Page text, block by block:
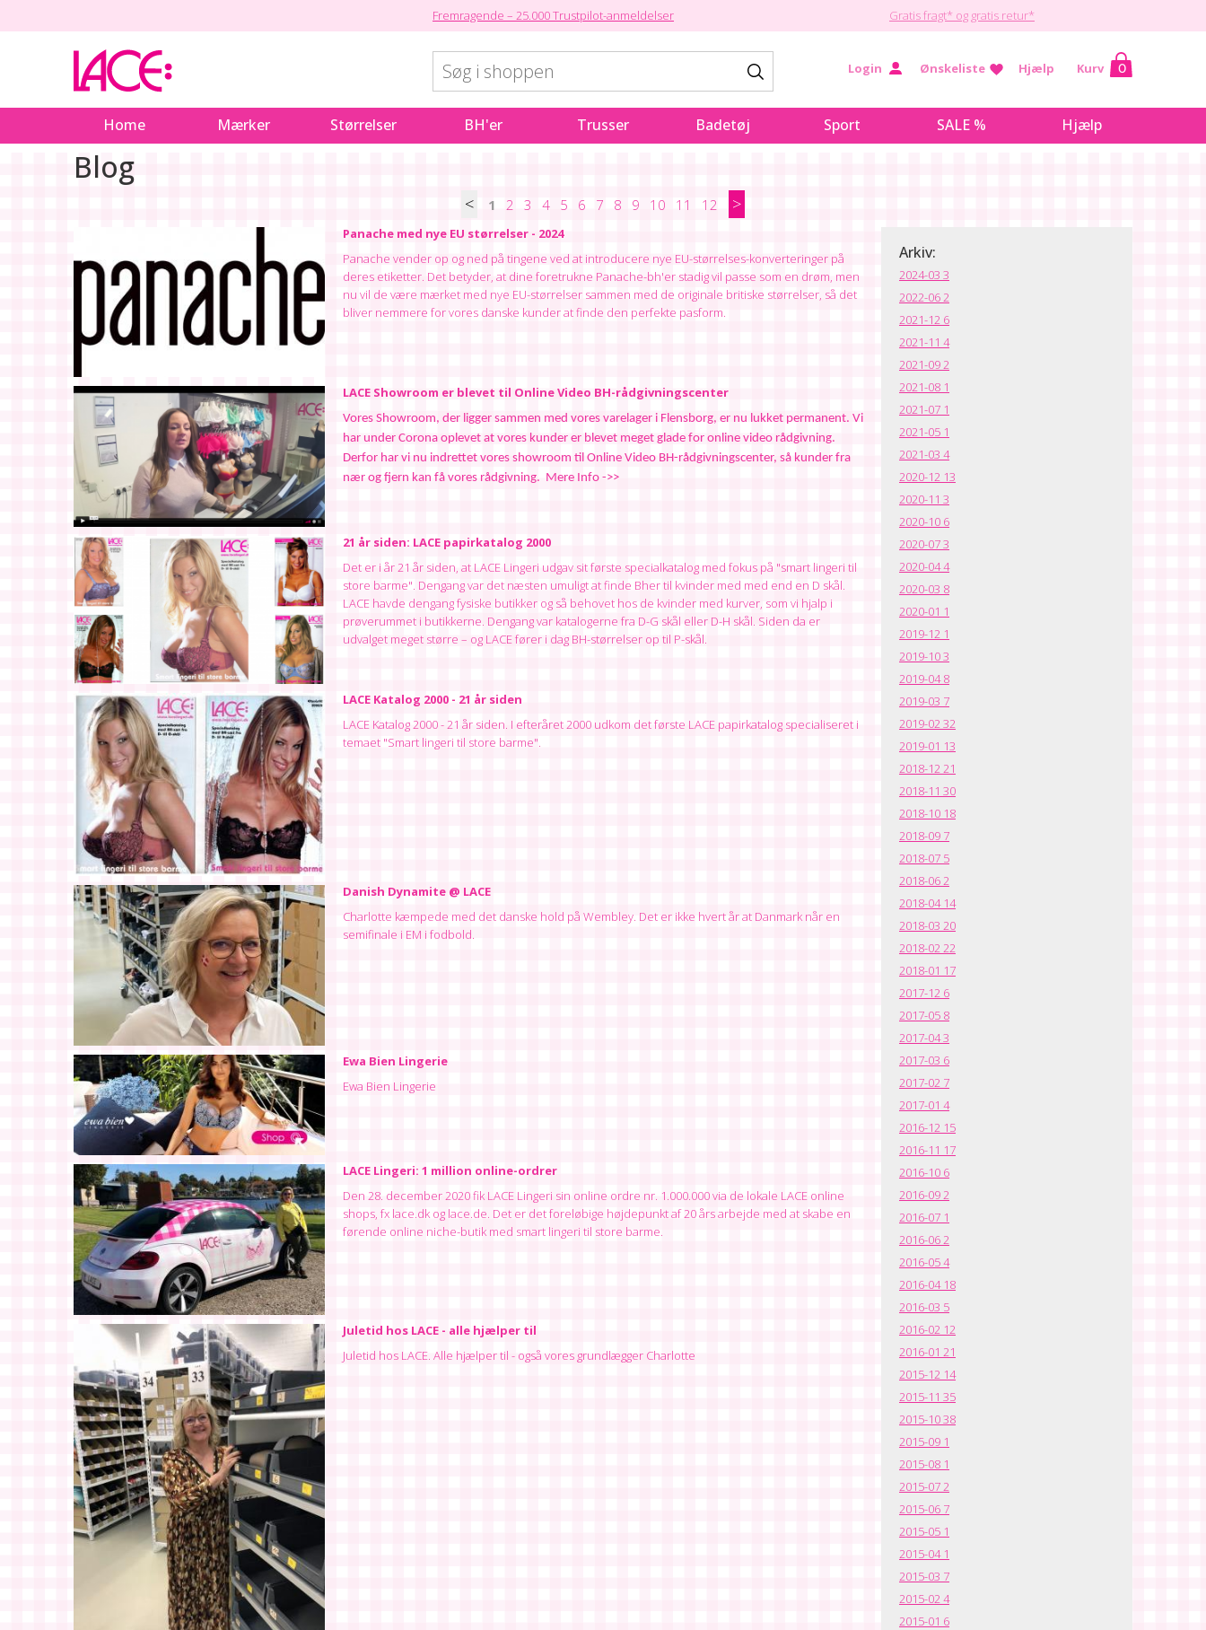
Fremragende – 25.000 Trustpilot-anmeldelser Gratis fragt* og gratis retur*
Kurv 0
Hjælp
Ønskeliste
Login
Home Mærker Størrelser BH'er Trusser Badetøj Sport SALE % Hjælp
Blog
< 1 2 3 4 5 6 7 8 9 10 11 12 >
Panache med nye EU størrelser - 2024
Panache vender op og ned på tingene ved at introducere nye EU-størrelses-konverteringer på
deres etiketter. Det betyder, at dine foretrukne Panache-bh'er stadig vil passe som en drøm, men
nu vil de være mærket med nye EU-størrelser sammen med de originale britiske størrelser, så det
bliver nemmere for vores danske kunder at finde den perfekte pasform.
LACE Showroom er blevet til Online Video BH-rådgivningscenter
Vores Showroom, der ligger sammen med vores varelager i Flensborg, er nu lukket permanent. Vi
Derfor har vi nu indrettet vores showroom til Online Video BH-rådgivningscenter, så kunder fra
nær og fjern kan få vores rådgivning.  Mere Info ->>
21 år siden: LACE papirkatalog 2000
Det er i år 21 år siden, at LACE Lingeri udgav sit første specialkatalog med fokus på "smart lingeri til
store barme". Dengang var det næsten umuligt at finde Bher til kvinder med med end en D skål.
LACE havde dengang fysiske butikker og så behovet hos de kvinder med kurver, som vi hjalp i
prøverummet i butikkerne. Dengang var katalogerne fra D-G skål eller D-H skål. Siden da er
udvalget meget større – og LACE fører i dag BH-størrelser op til P-skål.
LACE Katalog 2000 - 21 år siden
LACE Katalog 2000 - 21 år siden. I efteråret 2000 udkom det første LACE papirkatalog specialiseret i
temaet "Smart lingeri til store barme".
Danish Dynamite @ LACE
Charlotte kæmpede med det danske hold på Wembley. Det er ikke hvert år at Danmark når en
semifinale i EM i fodbold.
Ewa Bien Lingerie
Ewa Bien Lingerie
LACE Lingeri: 1 million online-ordrer
Den 28. december 2020 fik LACE Lingeri sin online ordre nr. 1.000.000 via de lokale LACE online
shops, fx lace.dk og lace.de. Det er det foreløbige højdepunkt af 20 års arbejde med at skabe en
førende online niche-butik med smart lingeri til store barme.
Juletid hos LACE - alle hjælper til
Juletid hos LACE. Alle hjælper til - også vores grundlægger Charlotte
Arkiv:
2024-03 3
2022-062
2021-12 6
2021-11 4
2021-092
2021-08 1
2021-07 1
2021-05 1
2021-03 4
2020-12 13
2020-11 3
2020-10 6
2020-073
2020-044
2020-03 8
2020-01 1
2019-12 1
2019-103
2019-048
2019-03 7
2019-0232
2019-01 13
2018-1221
2018-11 30
2018-10 18
2018-09 7
2018-07 5
2018-062
2018-04 14
2018-03 20
2018-0222
2018-01 17
2017-12 6
2017-05 8
2017-043
2017-03 6
2017-02 7
2017-01 4
2016-12 15
2016-11 17
2016-10 6
2016-092
2016-07 1
2016-062
2016-054
2016-04 18
2016-03 5
2016-02 12
2016-01 21
2015-12 14
2015-11 35
2015-1038
2015-09 1
2015-08 1
2015-072
2015-06 7
2015-05 1
2015-04 1
2015-03 7
2015-024
2015-01 6